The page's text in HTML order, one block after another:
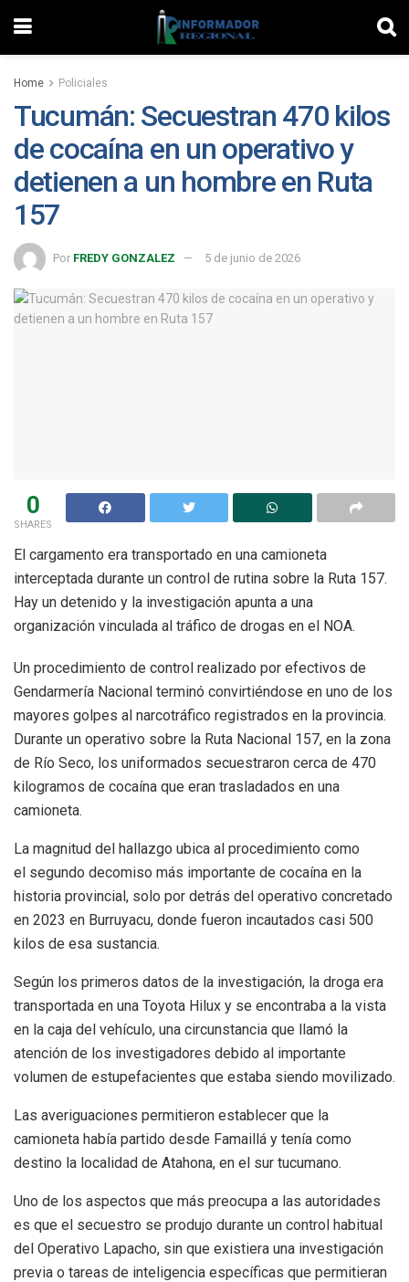
Home Policiales
Tucumán: Secuestran 470 kilos
de cocaína en un operativo y
detienen a un hombre en Ruta
157
Por FREDY GONZALEZ 5 de junio de 2026
0
SHARES
El cargamento era transportado en una camioneta
interceptada durante un control de rutina sobre la Ruta 157.
Hay un detenido y la investigación apunta a una
organización vinculada al tráfico de drogas en el NOA.
Un procedimiento de control realizado por efectivos de
Gendarmería Nacional terminó convirtiéndose en uno de los
mayores golpes al narcotráfico registrados en la provincia.
Durante un operativo sobre la Ruta Nacional 157, en la zona
de Río Seco, los uniformados secuestraron cerca de 470
kilogramos de cocaína que eran trasladados en una
camioneta.
La magnitud del hallazgo ubica al procedimiento como
el segundo decomiso más importante de cocaína en la
historia provincial, solo por detrás del operativo concretado
en 2023 en Burruyacu, donde fueron incautados casi 500
kilos de esa sustancia.
Según los primeros datos de la investigación, la droga era
transportada en una Toyota Hilux y se encontraba a la vista
en la caja del vehículo, una circunstancia que llamó la
atención de los investigadores debido al importante
volumen de estupefacientes que estaba siendo movilizado.
Las averiguaciones permitieron establecer que la
camioneta había partido desde Famaillá y tenía como
destino la localidad de Atahona, en el sur tucumano.
Uno de los aspectos que más preocupa a las autoridades
es que el secuestro se produjo durante un control habitual
del Operativo Lapacho, sin que existiera una investigación
previa o tareas de inteligencia específicas que permitieran